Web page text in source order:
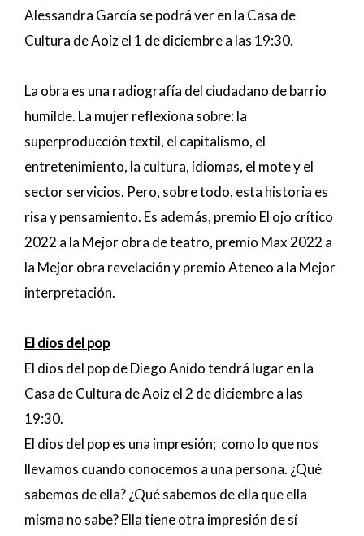
Alessandra García se podrá ver en la Casa de
Cultura de Aoiz el 1 de diciembre a las 19:30.
La obra es una radiografía del ciudadano de barrio
humilde. La mujer reflexiona sobre: la
superproducción textil, el capitalismo, el
entretenimiento, la cultura, idiomas, el mote y el
sector servicios. Pero, sobre todo, esta historia es
risa y pensamiento. Es además, premio El ojo crítico
2022 a la Mejor obra de teatro, premio Max 2022 a
la Mejor obra revelación y premio Ateneo a la Mejor
interpretación.
El dios del pop
El dios del pop de Diego Anido tendrá lugar en la
Casa de Cultura de Aoiz el 2 de diciembre a las
19:30.
El dios del pop es una impresión; como lo que nos
llevamos cuando conocemos a una persona. ¿Qué
sabemos de ella? ¿Qué sabemos de ella que ella
misma no sabe? Ella tiene otra impresión de sí